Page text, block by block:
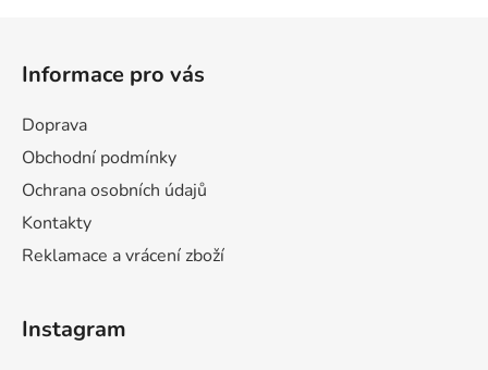
Informace pro vás
Doprava
Obchodní podmínky
Ochrana osobních údajů
Kontakty
Reklamace a vrácení zboží
Instagram